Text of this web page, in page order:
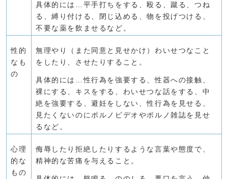
具体的には…平手打ちをする、殴る、蹴る、つね
る、縛り付ける、閉じ込める、物を投げつける、
不要な薬を飲ませるなど。
性的
なも
の
無理やり（また同意と見せかけ）わいせつなこと
をしたり、させたりすること。
具体的には…性行為を強要する、性器への接触、
裸にする、キスをする、わいせつな話をする、中
絶を強要する、避妊をしない、性行為を見せる、
見たくないのにポルノビデオやポルノ雑誌を見せ
るなど。
心理
的な
もの
侮辱したり拒絶したりするような言葉や態度で、
精神的な苦痛を与えること。